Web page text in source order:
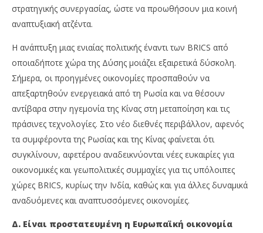
στρατηγικής συνεργασίας, ώστε να προωθήσουν μια κοινή
αναπτυξιακή ατζέντα.
Η ανάπτυξη μιας ενιαίας πολιτικής έναντι των BRICS από
οποιαδήποτε χώρα της Δύσης μοιάζει εξαιρετικά δύσκολη.
Σήμερα, οι προηγμένες οικονομίες προσπαθούν να
απεξαρτηθούν ενεργειακά από τη Ρωσία και να θέσουν
αντίβαρα στην ηγεμονία της Κίνας στη μεταποίηση και τις
πράσινες τεχνολογίες. Στο νέο διεθνές περιβάλλον, αφενός
τα συμφέροντα της Ρωσίας και της Κίνας φαίνεται ότι
συγκλίνουν, αφετέρου αναδεικνύονται νέες ευκαιρίες για
οικονομικές και γεωπολιτικές συμμαχίες για τις υπόλοιπες
χώρες BRICS, κυρίως την Ινδία, καθώς και για άλλες δυναμικά
αναδυόμενες και αναπτυσσόμενες οικονομίες.
Δ. Είναι προστατευμένη η Ευρωπαϊκή οικονομία